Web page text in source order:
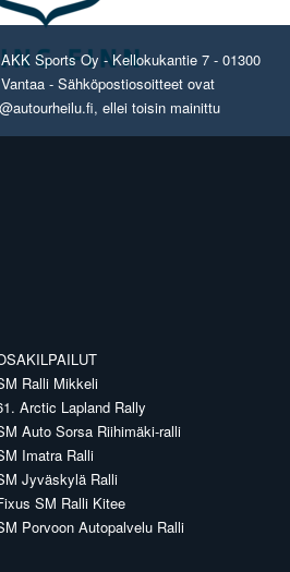
AKK Sports Oy - Kellokukantie 7 - 01300
Vantaa - Sähköpostiosoitteet ovat
ellei toisin mainittu
Ralli Mikkeli
Arctic Lapland Rally
Auto Sorsa Riihimäki-ralli
Imatra Ralli
Jyväskylä Ralli
SM Ralli Kitee
Porvoon Autopalvelu Ralli